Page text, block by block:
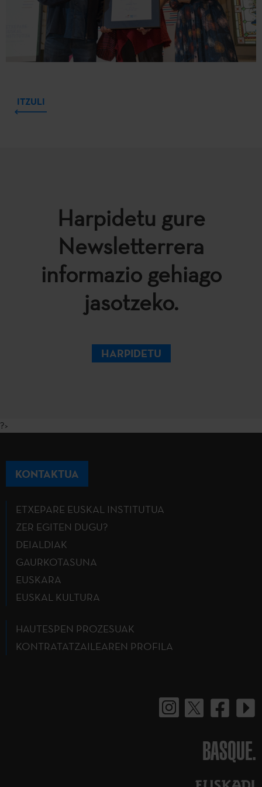
ITZULI
Harpidetu gure
Newsletterrera
informazio gehiago
jasotzeko.
HARPIDETU
?>
KONTAKTUA
ETXEPARE EUSKAL INSTITUTUA
ZER EGITEN DUGU?
DEIALDIAK
GAURKOTASUNA
EUSKARA
EUSKAL KULTURA
HAUTESPEN PROZESUAK
KONTRATATZAILEAREN PROFILA
BASQUE.